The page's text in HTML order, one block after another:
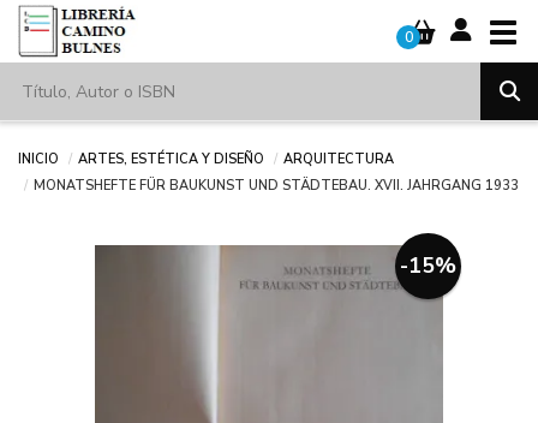
0
Inicio Artes, estética y diseño
Arquitectura
MONATSHEFTE FÜR BAUKUNST UND STÄDTEBAU. XVII. JAHRGANG 1933
-15%